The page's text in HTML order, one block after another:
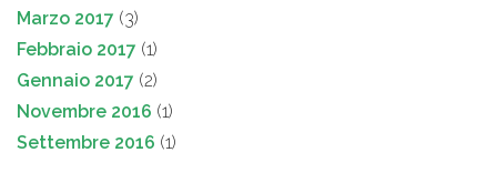
Marzo 2017 (3)
Febbraio 2017 (1)
Gennaio 2017 (2)
Novembre 2016 (1)
Settembre 2016 (1)